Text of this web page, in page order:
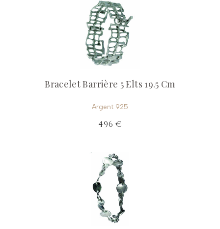
Bracelet Barrière 5 Elts 19.5 Cm
Argent 925
496 €